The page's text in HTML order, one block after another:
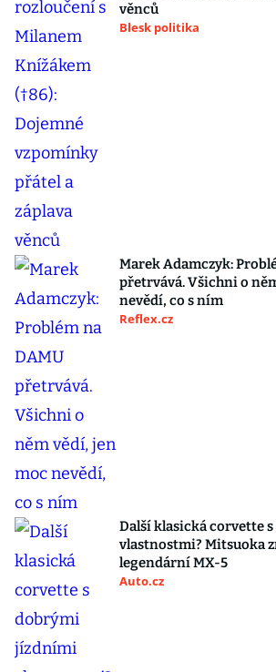
věnců
Blesk politika
Marek Adamczyk:
přetrvává. Všichni o
nevědí, co s ním
Reflex.cz
Další klasická corvette
vlastnostmi? Mitsuoka
legendární MX-5
Auto.cz